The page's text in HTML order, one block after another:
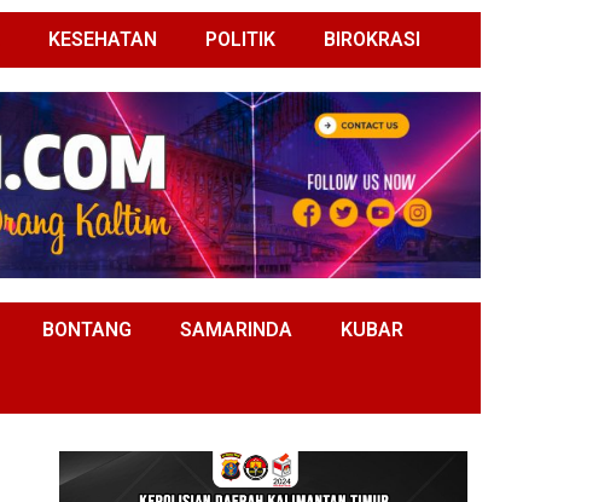
KESEHATAN POLITIK BIROKRASI
BONTANG SAMARINDA KUBAR